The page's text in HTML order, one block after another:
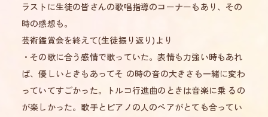
ラストに生徒の皆さんの歌唱指導のコーナーもあり、その
時の感想も。
芸術鑑賞会を終えて(生徒振り返り)より
・その歌に合う感情で歌っていた。表情も力強い時もあれ
ば、優しいときもあってそ の時の音の大きさも一緒に変わ
っていてすごかった。トルコ行進曲のときは音楽に乗 るの
が楽しかった。歌手とピアノの人のペアがとても合ってい